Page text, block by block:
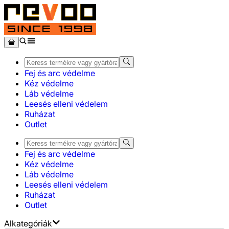
Fej és arc védelme
Kéz védelme
Láb védelme
Leesés elleni védelem
Ruházat
Outlet
Fej és arc védelme
Kéz védelme
Láb védelme
Leesés elleni védelem
Ruházat
Outlet
Alkategóriák